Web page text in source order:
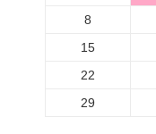
8
15
22
29